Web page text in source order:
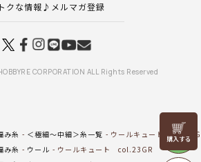
リリヤン
フェア
クな情報♪メルマガ登録
CORPORATION ALL Rights Reserved
み糸 ＜極細～中細＞糸一覧
ウールキュート
み糸 ウール
ウールキュート col.23GR